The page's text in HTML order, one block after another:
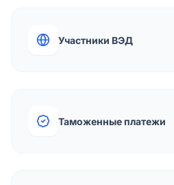
Участники ВЭД
Таможенные платежи